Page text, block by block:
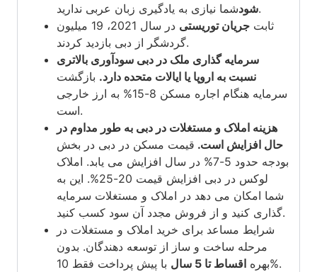
شودشما نیازی به یادگیری زبان عربی ندارید.
ثابت جریان توریستی
در سال 2021، 19 میلیون
گردشگر از دبی بازدید کردند.
سرمایه گذاری ملک در دبی سودآوری بالاتری
نسبت به اروپا یا ایالات متحده دارد. بازگشت
سرمایه هنگام اجاره مسکن 8-15% به ارز خارجی
است.
هزینه املاک و مستغلات در دبی به طور مداوم در
حال افزایش است. قیمت مسکن در دبی در بخش
بودجه حدود 5-7% در سال افزایش می یابد.
املاک
لوکس در دبی
افزایش قیمت 20-25%. این به
شما امکان می دهد در املاک و مستغلات سرمایه
گذاری کنید و از فروش مجدد آن سود کسب کنید.
شرایط مساعد برای خرید املاک و مستغلات در
مرحله ساخت و ساز از توسعه دهندگان. بدون
بهره اقساط تا 5 سال
با پیش پرداخت فقط 10%.